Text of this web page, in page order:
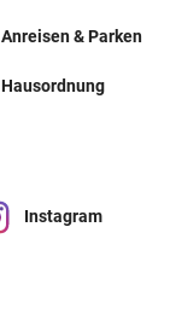
Anreisen & Parken
Hausordnung
Instagram